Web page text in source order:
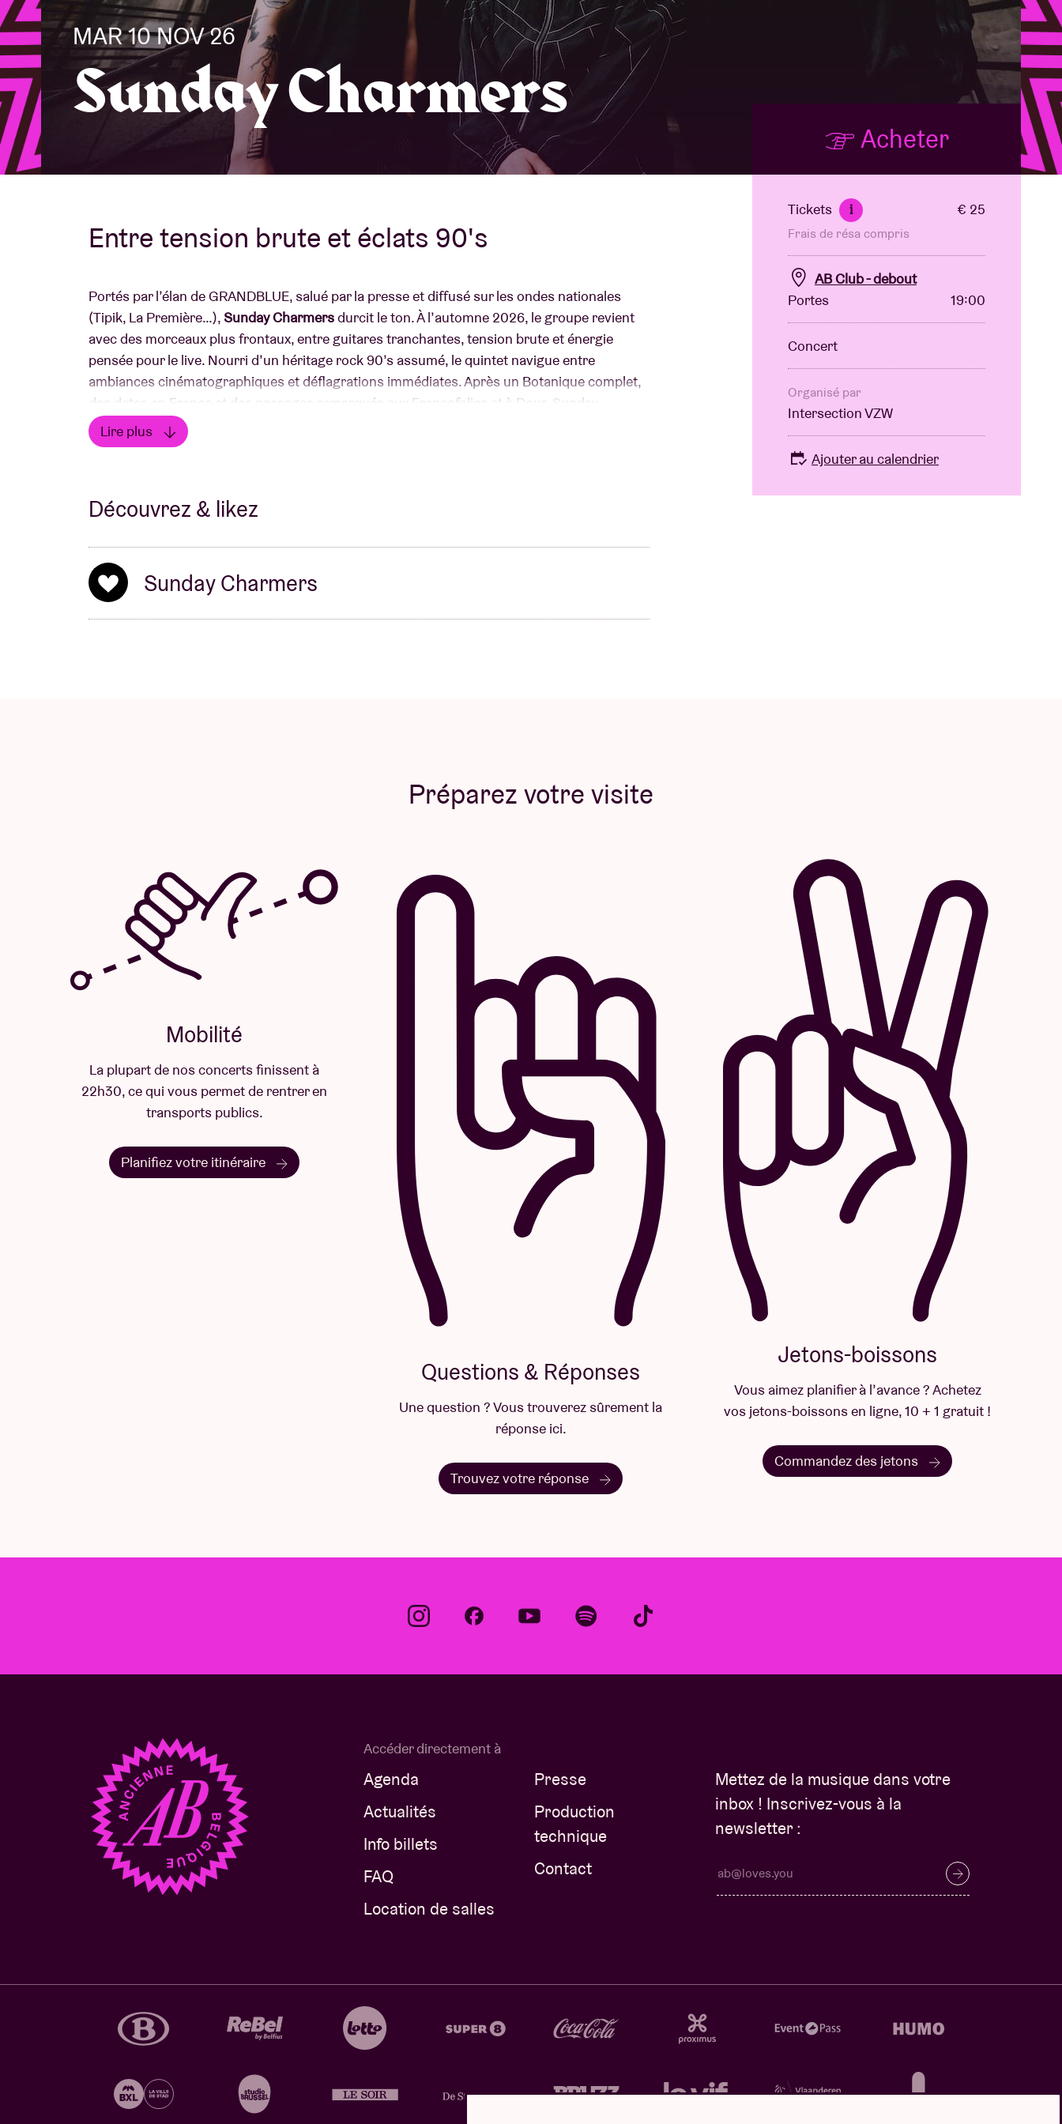
Infos visiteurs
AB ❤ you
À propos de l'AB
Contact
MAR 10 NOV 26
Sunday Charmers
Entre tension brute et éclats 90's
Portés par l’élan de GRANDBLUE, salué par la presse et diffusé sur les ondes nationales
(Tipik, La Première…), Sunday Charmersdurcit le ton. À l’automne 2026, le groupe revient
avec des morceaux plus frontaux, entre guitares tranchantes, tension brute et énergie
pensée pour le live. Nourri d’un héritage rock 90’s assumé, le quintet navigue entre
ambiances cinématographiques et déflagrations immédiates. Après un Botanique complet,
des dates en France et des passages remarqués aux Francofolies et à Dour, Sunday
Charmers confirme sa montée en puissance. Rendez-vous le 10 novembre 2026 à
l’Ancienne Belgique pour découvrir ce nouveau chapitre.
Lire plus
Découvrez & likez
Sunday Charmers
Acheter
Tickets i € 25
Frais de résa compris
AB Club - debout
Portes
19:00
Concert
Organisé par
Intersection VZW
Ajouter au calendrier
Préparez votre visite
Mobilité
La plupart de nos concerts finissent à
22h30, ce qui vous permet de rentrer en
transports publics.
Planifiez votre itinéraire
Questions & Réponses
Une question ? Vous trouverez sûrement la
réponse ici.
Trouvez votre réponse
Jetons-boissons
Vous aimez planifier à l’avance ? Achetez
vos jetons-boissons en ligne, 10 + 1 gratuit !
Commandez des jetons
Accéder directement à
Agenda
Actualités
Info billets
FAQ
Location de salles
Presse
Production
technique
Contact
Mettez de la musique dans votre
inbox ! Inscrivez-vous à la
newsletter :